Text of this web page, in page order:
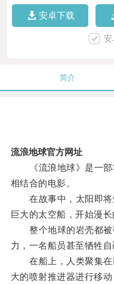
安卓下载
安
简介
流浪地球官方网址
《流浪地球》是一部
相结合的电影。
在故事中，太阳即将
巨大的太空船，开始漫
整个地球的岩壳都被
力，一名船员甚至牺牲
在船上，人类聚集在
大的喷射推进器进行移